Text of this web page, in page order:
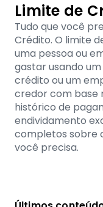
Limite de
Tudo que você
Crédito. O limite
uma pessoa ou
gastar usando
crédito ou um
credor com base
histórico de
endividamento
completos sobre
você precisa.